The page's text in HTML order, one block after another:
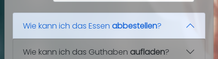
Wie kann ich das Essen abbestellen?
Wie kann ich das Guthaben aufladen?